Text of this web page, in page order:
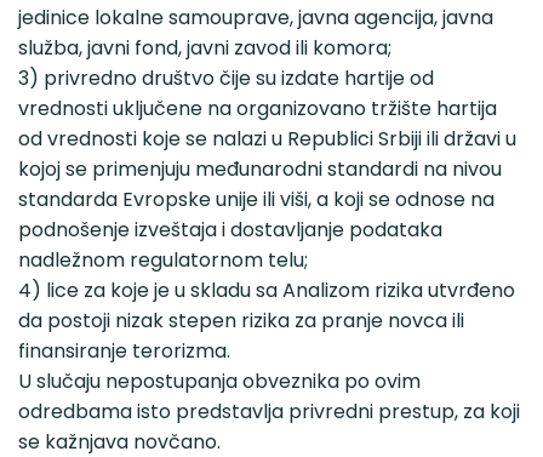
jedinice lokalne samouprave, javna agencija, javna
služba, javni fond, javni zavod ili komora;
3) privredno društvo čije su izdate hartije od
vrednosti uključene na organizovano tržište hartija
od vrednosti koje se nalazi u Republici Srbiji ili državi u
kojoj se primenjuju međunarodni standardi na nivou
standarda Evropske unije ili viši, a koji se odnose na
podnošenje izveštaja i dostavljanje podataka
nadležnom regulatornom telu;
4) lice za koje je u skladu sa Analizom rizika utvrđeno
da postoji nizak stepen rizika za pranje novca ili
finansiranje terorizma.
U slučaju nepostupanja obveznika po ovim
odredbama isto predstavlja privredni prestup, za koji
se kažnjava novčano.